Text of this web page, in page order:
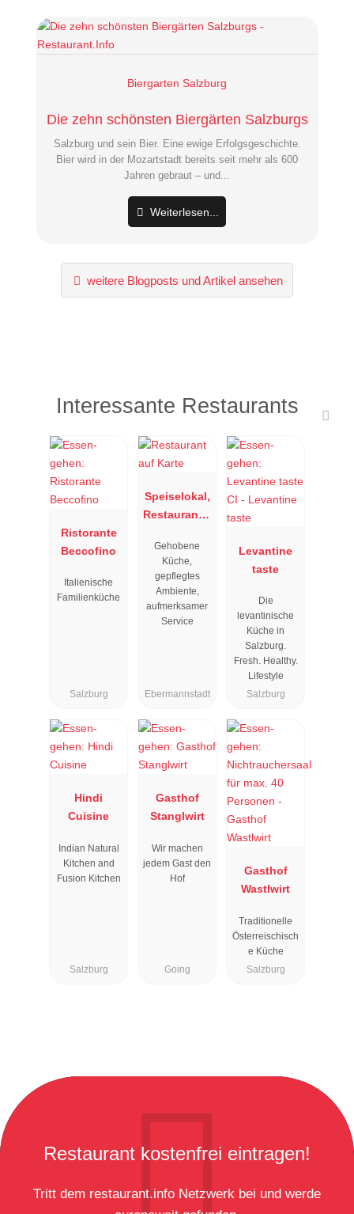
Die zehn schönsten Biergärten Salzburgs
Biergarten Salzburg
Salzburg und sein Bier. Eine ewige Erfolgsgeschichte.
Bier wird in der Mozartstadt bereits seit mehr als 600
Jahren gebraut – und...
Weiterlesen...
weitere Blogposts und Artikel ansehen
Interessante Restaurants
Ristorante
Beccofino
Italienische
Familienküche
Salzburg
Speiselokal,
Restaurant "
"
Gehobene
Küche,
gepflegtes
Ambiente,
aufmerksamer
Service
Ebermannstadt
Levantine
taste
Die
levantinische
Küche in
Salzburg.
Fresh. Healthy.
Lifestyle
Salzburg
Hindi
Cuisine
Indian Natural
Kitchen and
Fusion Kitchen
Salzburg
Gasthof
Stanglwirt
Wir machen
jedem Gast den
Hof
Going
Gasthof
Wastlwirt
Traditionelle
Österreischisch
e Küche
Salzburg
Restaurant kostenfrei eintragen!
Tritt dem restaurant.info Netzwerk bei und werde